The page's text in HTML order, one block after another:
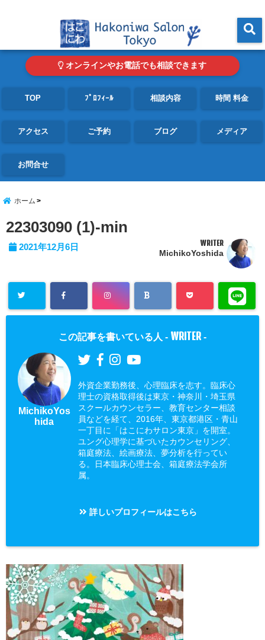
オンラインやお電話でも相談できます
TOP ﾌﾟﾛﾌｨｰﾙ 相談内容 時間 料金
アクセス ご予約 ブログ メディア
お問合せ
ホーム
22303090 (1)-min
2021年12月6日 WRITER
MichikoYoshida
この記事を書いている人 - WRITER -
MichikoYos
hida
外資企業勤務後、心理臨床を志す。臨床心
理士の資格取得後は東京・神奈川・埼玉県
スクールカウンセラー、教育センター相談
員などを経て、2016年、東京都港区・青山
一丁目に「はこにわサロン東京」を開室。
ユング心理学に基づいたカウンセリング、
箱庭療法、絵画療法、夢分析を行ってい
る。日本臨床心理士会、箱庭療法学会所
属。
詳しいプロフィールはこちら